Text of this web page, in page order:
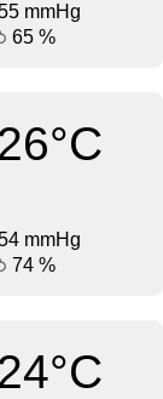
mmHg
65 %
mmHg
74 %